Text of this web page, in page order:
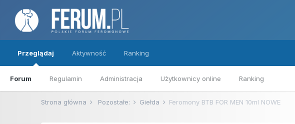
Przeglądaj
Forum Regulamin Administracja Użytkownicy online Ranking
Aktywność Ranking
Strona główna Pozostałe: Giełda Feromony BTB FOR MEN 10ml NOWE